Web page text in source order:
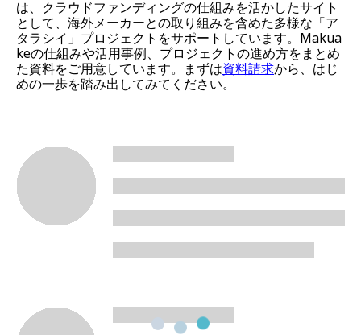
は、クラウドファンディングの仕組みを活かしたサイト
として、海外メーカーとの取り組みを含めた多様な「ア
タラシイ」プロジェクトをサポートしています。Makua
keの仕組みや活用事例、プロジェクトの進め方をまとめ
た資料をご用意しています。まずは資料請求から、はじ
めの一歩を踏み出してみてください。